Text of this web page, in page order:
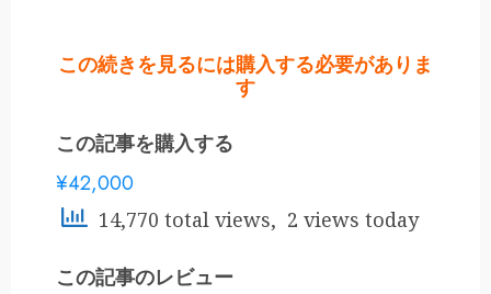
この続きを見るには購入する必要がありま
す
この記事を購入する
¥42,000
14,770 total views, 2 views today
この記事のレビュー